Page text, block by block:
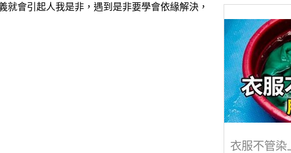
會引起人我是非，遇到是非要學會依緣解決，
衣服不管染